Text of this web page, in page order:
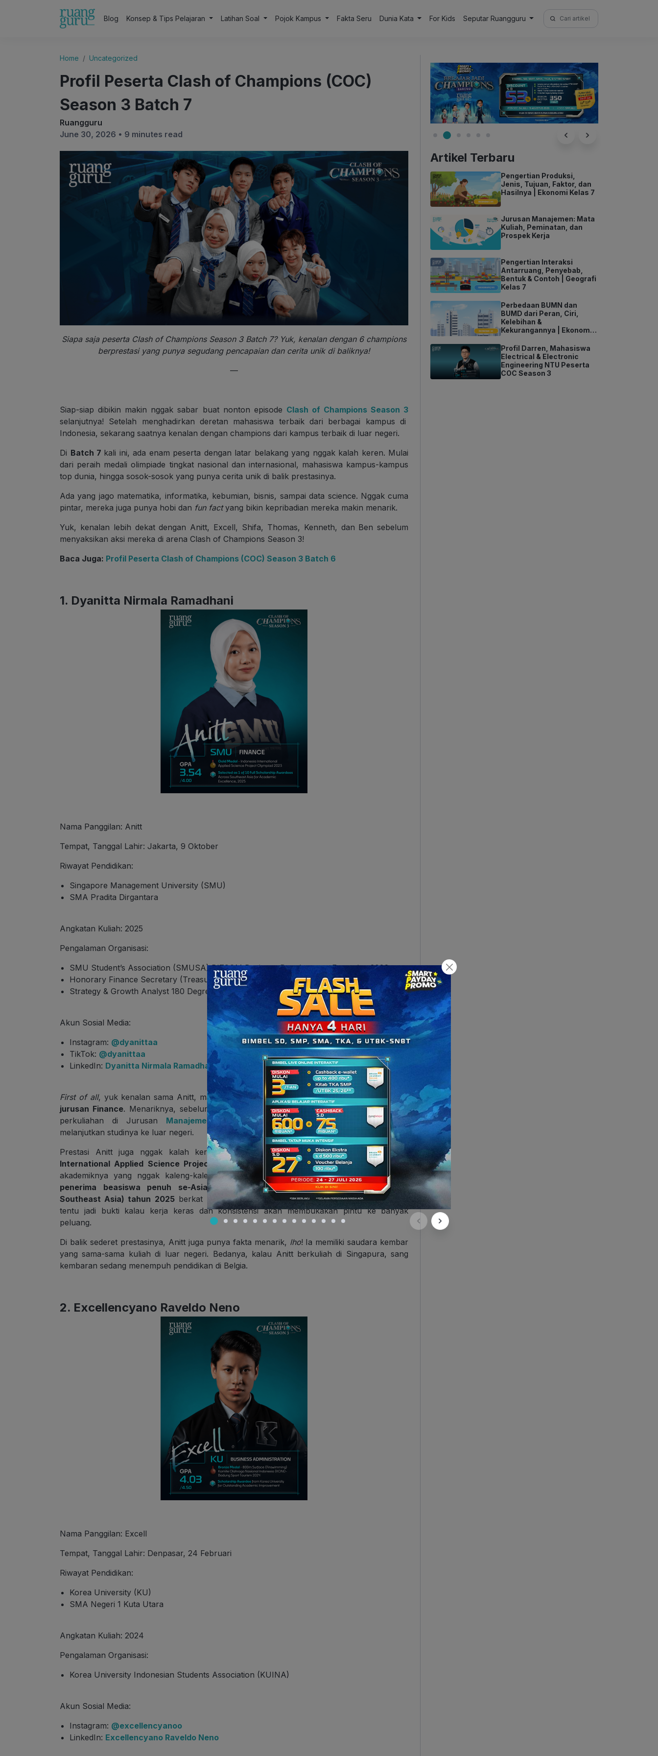
Blog Konsep & Tips Pelajaran Latihan Soal Pojok Kampus Fakta Seru Dunia Kata For Kids Seputar Ruangguru
Search
for:
Home Uncategorized
Profil Peserta Clash of Champions (COC)
Season 3 Batch 7
Ruangguru
June 30, 2026 • 9 minutes read
Siapa saja peserta Clash of Champions Season 3 Batch 7? Yuk, kenalan dengan 6 champions
berprestasi yang punya segudang pencapaian dan cerita unik di baliknya!
—
Siap-siap dibikin makin nggak sabar buat nonton episode Clash of Champions Season 3
selanjutnya! Setelah menghadirkan deretan mahasiswa terbaik dari berbagai kampus di
Indonesia, sekarang saatnya kenalan dengan champions dari kampus terbaik di luar negeri.
Di Batch 7 kali ini, ada enam peserta dengan latar belakang yang nggak kalah keren. Mulai
dari peraih medali olimpiade tingkat nasional dan internasional, mahasiswa kampus-kampus
top dunia, hingga sosok-sosok yang punya cerita unik di balik prestasinya.
Ada yang jago matematika, informatika, kebumian, bisnis, sampai data science. Nggak cuma
pintar, mereka juga punya hobi dan fun factyang bikin kepribadian mereka makin menarik.
Yuk, kenalan lebih dekat dengan Anitt, Excell, Shifa, Thomas, Kenneth, dan Ben sebelum
menyaksikan aksi mereka di arena Clash of Champions Season 3!
Baca Juga: Profil Peserta Clash of Champions (COC) Season 3 Batch 6
1. Dyanitta Nirmala Ramadhani
Nama Panggilan: Anitt
Tempat, Tanggal Lahir: Jakarta, 9 Oktober
Riwayat Pendidikan:
Singapore Management University (SMU)
SMA Pradita Dirgantara
Angkatan Kuliah: 2025
Pengalaman Organisasi:
SMU Student’s Association (SMUSA) BIZCOM Business Development Executive 2026
Honorary Finance Secretary (Treasurer) SMU Komunitas Indonesia 2025
Strategy & Growth Analyst 180 Degrees Consulting Universitas Indonesia 2025
Akun Sosial Media:
Instagram: @dyanittaa
TikTok: @dyanittaa
LinkedIn: Dyanitta Nirmala Ramadhani
First of all, yuk kenalan sama Anitt, mahasiswaSingapore Management University (SMU)
jurusan Finance. Menariknya, sebelum berkuliah di SMU, ia sempat menjalani satu tahun
perkuliahan di Jurusan Manajemen
Universitas Indonesia (UI) sebelum akhirnya
melanjutkan studinya ke luar negeri.
Prestasi Anitt juga nggak kalah keren. Ia berhasil meraih Gold Medal diIndonesia
International Applied Science Project Olympiad 2023,menjadi bukti akan kemampuan
akademiknya yang nggak kaleng-kaleng. Nggak cuma itu, Anitt juga menjadi1 dari 10
penerima beasiswa penuh se-Asia Tenggara (Full Scholarship Awardees Across
Southeast Asia) tahun 2025berkat prestasi akademiknya yang gemilang. Pencapaian ini
tentu jadi bukti kalau kerja keras dan konsistensi akan membukakan pintu ke banyak
peluang.
Di balik sederet prestasinya, Anitt juga punya fakta menarik, lho! Ia memiliki saudara kembar
yang sama-sama kuliah di luar negeri. Bedanya, kalau Anitt berkuliah di Singapura, sang
kembaran sedang menempuh pendidikan di Belgia.
2. Excellencyano Raveldo Neno
Nama Panggilan: Excell
Tempat, Tanggal Lahir: Denpasar, 24 Februari
Riwayat Pendidikan:
Korea University (KU)
SMA Negeri 1 Kuta Utara
Angkatan Kuliah: 2024
Pengalaman Organisasi:
Korea University Indonesian Students Association (KUINA)
Akun Sosial Media:
Instagram: @excellencyanoo
LinkedIn: Excellencyano Raveldo Neno
Artikel Terbaru
Pengertian Produksi,
Jenis, Tujuan, Faktor, dan
Hasilnya | Ekonomi Kelas 7
Jurusan Manajemen: Mata
Kuliah, Peminatan, dan
Prospek Kerja
Pengertian Interaksi
Antarruang, Penyebab,
Bentuk & Contoh | Geografi
Kelas 7
Perbedaan BUMN dan
BUMD dari Peran, Ciri,
Kelebihan &
Kekurangannya | Ekonomi
Profil Darren, Mahasiswa
Electrical & Electronic
Engineering NTU Peserta
COC Season 3